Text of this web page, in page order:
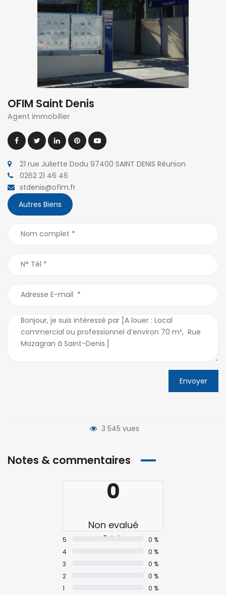
OFIM Saint Denis
Agent immobilier
21 rue Juliette Dodu 97400 SAINT DENIS Réunion
0262 21 46 46
stdenis@ofim.fr
Autres Biens
Envoyer
3 545 vues
Notes & commentaires
0
Non evalué
0 Avis
5
0 %
4
0 %
3
0 %
2
0 %
1
0 %